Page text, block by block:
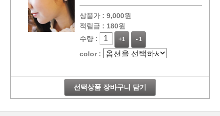
상품가 : 9,000원
적립금 : 180원
수량 :
+1 -1
color :
선택상품 장바구니 담기